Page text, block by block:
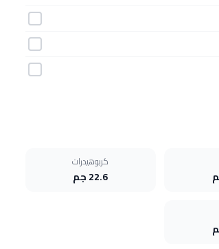
كربوهيدرات
22.6 جم